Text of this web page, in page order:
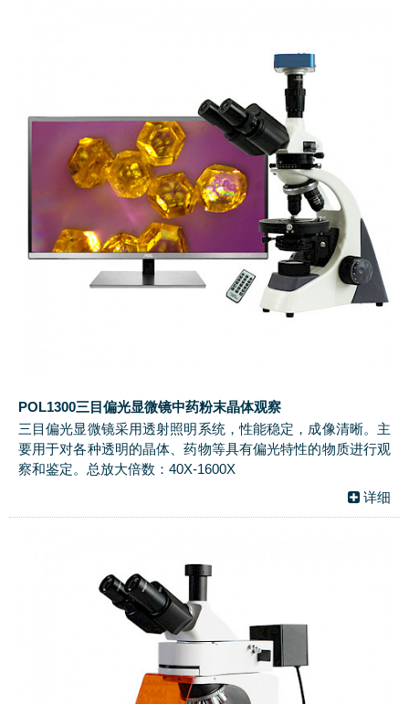
POL1300三目偏光显微镜中药粉末晶体观察
三目偏光显微镜采用透射照明系统，性能稳定，成像清晰。主
要用于对各种透明的晶体、药物等具有偏光特性的物质进行观
察和鉴定。总放大倍数：40X-1600X
详细